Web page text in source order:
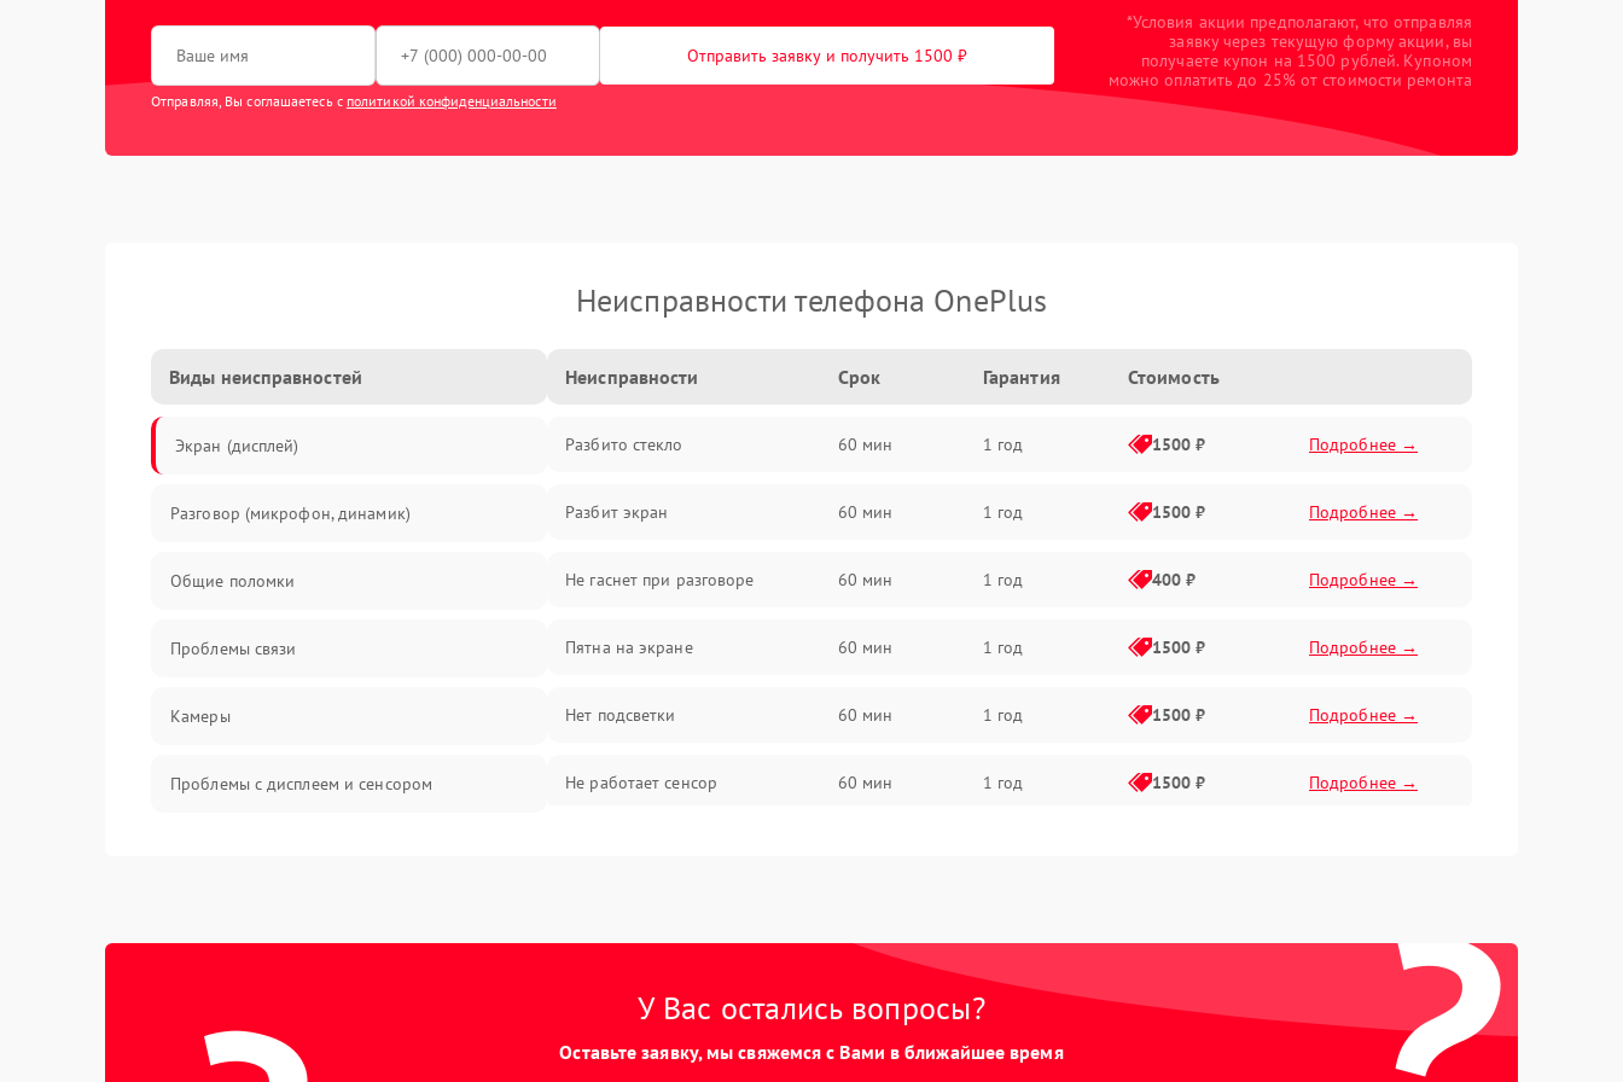
Отправить заявку и получить 1500 ₽
Отправляя, Вы соглашаетесь с политикой конфиденциальности
*Условия акции предполагают, что отправляя
заявку через текущую форму акции, вы
получаете купон на 1500 рублей. Купоном
можно оплатить до 25% от стоимости ремонта
Неисправности телефона OnePlus
Виды неисправностей
Экран (дисплей)
Разговор (микрофон, динамик)
Общие поломки
Проблемы связи
Камеры
Проблемы с дисплеем и сенсором
аккумулятором
Неисправности Срок Гарантия Стоимость
Разбито стекло 60 мин 1 год 1500 ₽ Подробнее →
Разбит экран 60 мин 1 год 1500 ₽ Подробнее →
Не гаснет при разговоре 60 мин 1 год 400 ₽ Подробнее →
Пятна на экране 60 мин 1 год 1500 ₽ Подробнее →
Нет подсветки 60 мин 1 год 1500 ₽ Подробнее →
Не работает сенсор 60 мин 1 год 1500 ₽ Подробнее →
1 год
У Вас остались вопросы?
Оставьте заявку, мы свяжемся с Вами в ближайшее время